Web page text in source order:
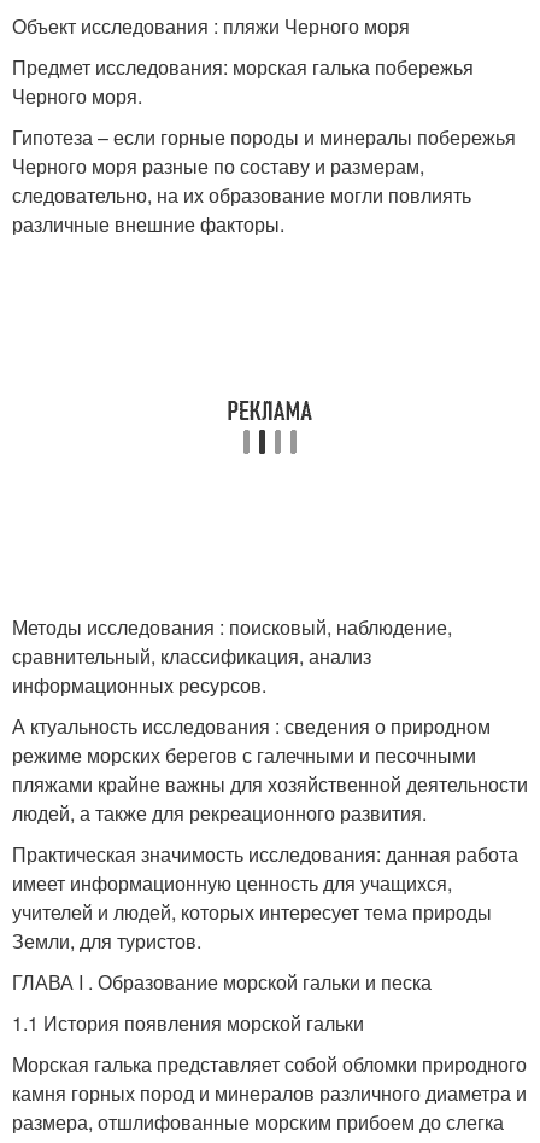
Объект исследования : пляжи Черного моря
Предмет исследования: морская галька побережья
Черного моря.
Гипотеза – если горные породы и минералы побережья
Черного моря разные по составу и размерам,
следовательно, на их образование могли повлиять
различные внешние факторы.
Методы исследования : поисковый, наблюдение,
сравнительный, классификация, анализ
информационных ресурсов.
А ктуальность исследования : сведения о природном
режиме морских берегов с галечными и песочными
пляжами крайне важны для хозяйственной деятельности
людей, а также для рекреационного развития.
Практическая значимость исследования: данная работа
имеет информационную ценность для учащихся,
учителей и людей, которых интересует тема природы
Земли, для туристов.
ГЛАВА I . Образование морской гальки и песка
1.1 История появления морской гальки
Морская галька представляет собой обломки природного
камня горных пород и минералов различного диаметра и
размера, отшлифованные морским прибоем до слегка